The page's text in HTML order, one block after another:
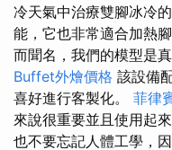
冷天氣中治療雙腳冰冷
能，它也非常適合加熱
而聞名，我們的模型是
Buffet外燴價格 該設備
喜好進行客製化。 菲律
來說很重要並且使用起
也不要忘記人體工學，